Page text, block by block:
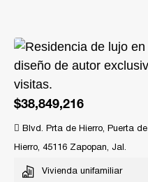
$38,849,216
Blvd. Prta de Hierro, Puerta de
Hierro, 45116 Zapopan, Jal.
Vivienda unifamiliar